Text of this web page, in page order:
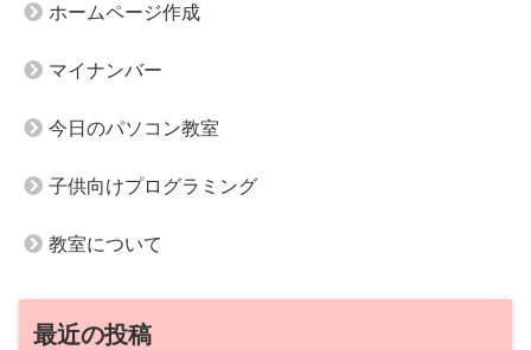
ホームページ作成
マイナンバー
今日のパソコン教室
子供向けプログラミング
教室について
最近の投稿